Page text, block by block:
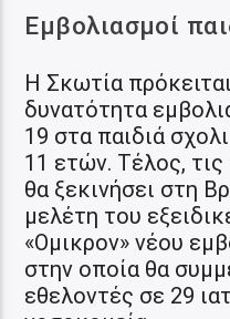
Εμβολιασμοί
Η Σκωτία
δυνατότητα
19 στα παιδιά
11 ετών. Τέλος,
θα ξεκινήσει στη
μελέτη του
«Ομικρον» νέου
στην οποία θα
εθελοντές σε 29